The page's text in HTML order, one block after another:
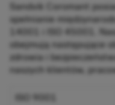
Sandvik Coromant
spełnianie
14001 i ISO 45001.
obejmują następujące
zdrowia i
naszych klientów,